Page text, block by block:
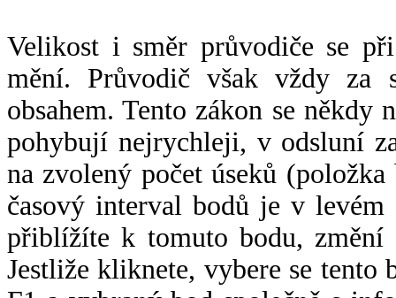
Velikost i směr průvodiče se
mění. Průvodič však vždy za
obsahem. Tento zákon se někdy
pohybují nejrychleji, v odsluní
na zvolený počet úseků
časový interval bodů je v
přiblížíte k tomuto bodu,
Jestliže kliknete, vybere se tento